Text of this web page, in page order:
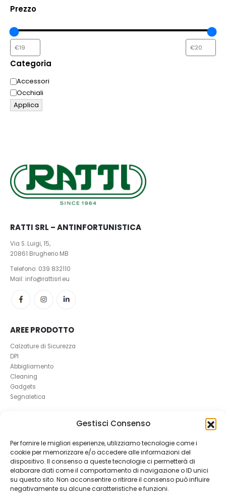
Gestisci Consenso
Per fornire le migliori esperienze, utilizziamo tecnologie come i
cookie per memorizzare e/o accedere alle informazioni del
dispositivo. Il consenso a queste tecnologie ci permetterà di
elaborare dati come il comportamento di navigazione o ID unici
su questo sito. Non acconsentire o ritirare il consenso può influire
negativamente su alcune caratteristiche e funzioni.
Prezzo
Categoria
Categoria
Accessori
Occhiali
Applica
RATTI SRL – ANTINFORTUNISTICA
Via S. Luigi, 15,
20861 Brugherio MB
Telefono: 039 832110
Mail: info@rattisrl.eu
AREE PRODOTTO
Calzature di Sicurezza
DPI
Abbigliamento
Cleaning
Gadgets
Segnaletica
Condizioni e Resi
FAQ Antinfortunistica
Richiesta Reso
CookieePrivacy
DAL 9 AL 26 AGOSTO
Tutti gli ordini online del mese di agosto verranno evasi a